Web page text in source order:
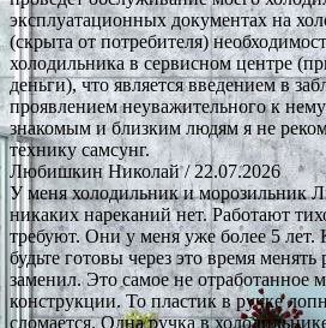
эксплуатационных документах на
(скрыта от потребителя)
холодильника в сервисном центре
деньги), что является введением в
проявлением неуважительного к
знакомым и близким людям я не
технику самсунг.
Любишкин Николай/ 22.07.2026
У меня холодильник и морозильник
никаких нареканий нет. Работают
требуют. Они у меня уже более 5 лет.
будьте готовы через это время
заменил. Это самое не отработанное
конструкции. То пластик в ручке
сломается. Одна ручка в